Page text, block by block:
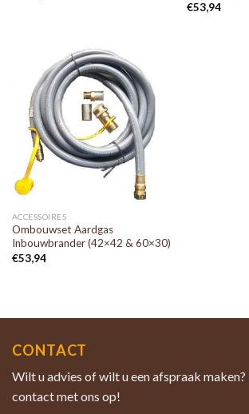
€53,94
ACCESSOIRES
Ombouwset Aardgas
Inbouwbrander (42×42 & 60×30)
€53,94
CONTACT
Wilt u advies of wilt u een afspraak maken?
contact met ons op!